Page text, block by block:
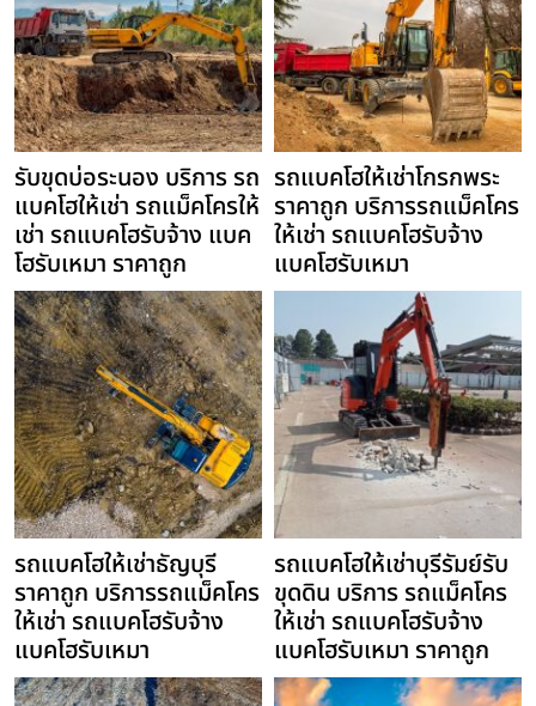
รับขุดบ่อระนอง บริการ รถ
แบคโฮให้เช่า รถแม็คโครให้
เช่า รถแบคโฮรับจ้าง แบค
โฮรับเหมา ราคาถูก
รถแบคโฮให้เช่าโกรกพระ
ราคาถูก บริการรถแม็คโคร
ให้เช่า รถแบคโฮรับจ้าง
แบคโฮรับเหมา
รถแบคโฮให้เช่าธัญบุรี
ราคาถูก บริการรถแม็คโคร
ให้เช่า รถแบคโฮรับจ้าง
แบคโฮรับเหมา
รถแบคโฮให้เช่าบุรีรัมย์รับ
ขุดดิน บริการ รถแม็คโคร
ให้เช่า รถแบคโฮรับจ้าง
แบคโฮรับเหมา ราคาถูก